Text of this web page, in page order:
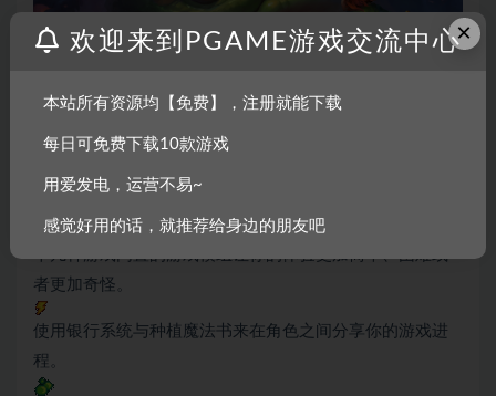
难度自定义：英雄（老鸟）、冒险（新手，无永久死
十几种游戏内置的游戏模组让你的体验更加简单、困难或
者更加奇怪。
使用银行系统与种植魔法书来在角色之间分享你的游戏进
程。
×
欢迎来到PGAME游戏交流中心
本站所有资源均【免费】，注册就能下载
每日可免费下载10款游戏
用爱发电，运营不易~
感觉好用的话，就推荐给身边的朋友吧